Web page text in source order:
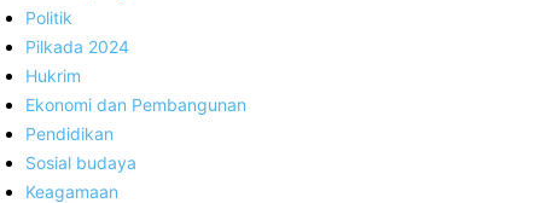
Politik
Pilkada 2024
Hukrim
Ekonomi dan Pembangunan
Pendidikan
Sosial budaya
Keagamaan